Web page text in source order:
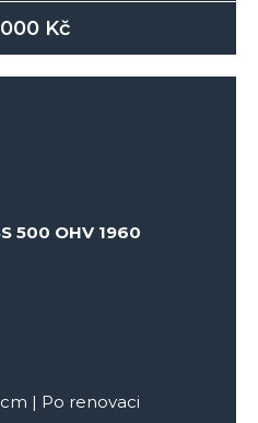
Kč
500 OHV 1960
| Po renovaci